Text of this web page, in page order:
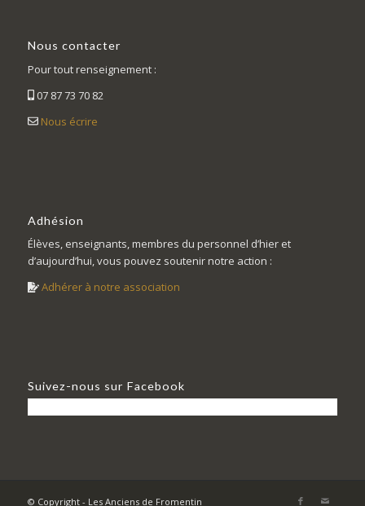
Nous contacter
Pour tout renseignement :
07 87 73 70 82
Nous écrire
Adhésion
Élèves, enseignants, membres du personnel d’hier et
d’aujourd’hui, vous pouvez soutenir notre action :
Adhérer à notre association
Suivez-nous sur Facebook
© Copyright - Les Anciens de Fromentin